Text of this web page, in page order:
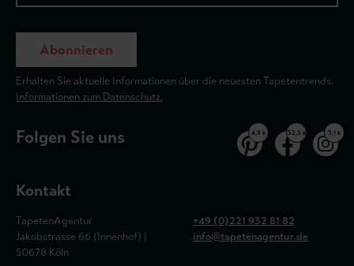
Abonnieren
Erhalten Sie aktuelle Informationen über die neuesten Tapetentrends.
Informationen zum Datenschutz.
Folgen Sie uns 4,9 k 32,5 k 3,1 k
Kontakt
TapetenAgentur
Jakobstrasse 66 (Innenhof) |
50678 Köln
+49 (0)221 932 81 82
info@tapetenagentur.de